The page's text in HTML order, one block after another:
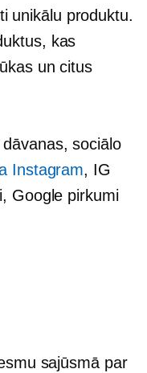
unikālu produktu.
kas
un citus
sociālo
Instagram, IG
Google pirkumi
sajūsmā par